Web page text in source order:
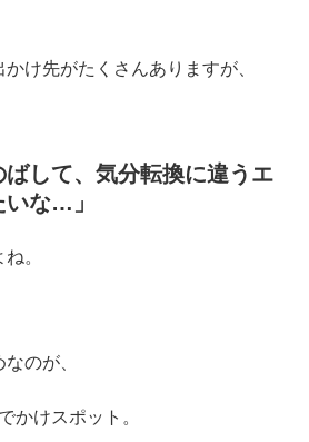
け先がたくさんありますが、
ばして、気分転換に違うエ
いな…」
。
のが、
かけスポット。